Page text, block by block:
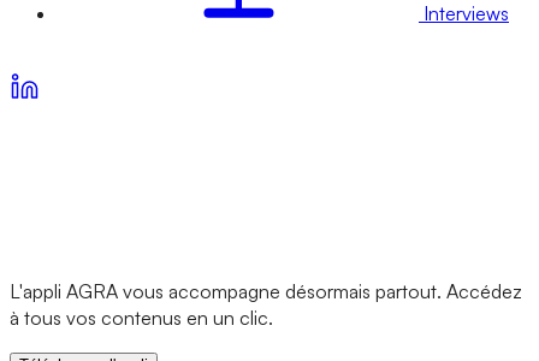
Interviews
L'appli AGRA vous accompagne désormais partout. Accédez
à tous vos contenus en un clic.